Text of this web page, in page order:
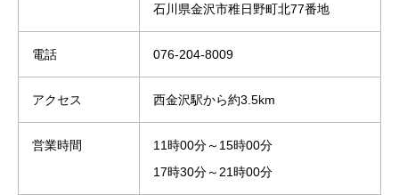
石川県金沢市稚日野町北77番地
電話 076-204-8009
アクセス 西金沢駅から約3.5km
営業時間
11時00分～15時00分
17時30分～21時00分